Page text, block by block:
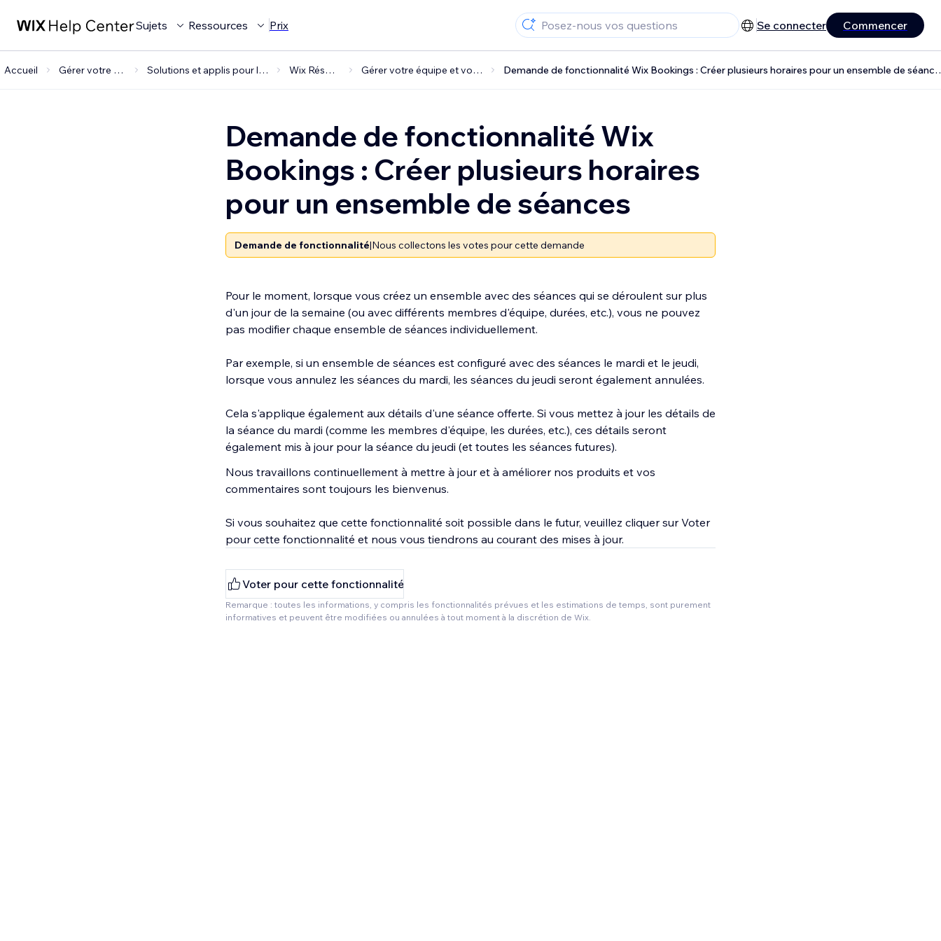
Sujets Ressources Prix Se connecter Commencer
Accueil Gérer votre entreprise Solutions et applis pour les entreprises Wix Réservations Gérer votre équipe et vos réservations Demande de fonctionnalité Wix
Demande de fonctionnalité Wix
Bookings : Créer plusieurs horaires
pour un ensemble de séances
Demande de fonctionnalité|Nous collectons les votes pour cette demande
Pour le moment, lorsque vous créez un ensemble avec des séances qui se déroulent sur plus
d'un jour de la semaine (ou avec différents membres d'équipe, durées, etc.), vous ne pouvez
pas modifier chaque ensemble de séances individuellement.
Par exemple, si un ensemble de séances est configuré avec des séances le mardi et le jeudi,
lorsque vous annulez les séances du mardi, les séances du jeudi seront également annulées.
Cela s'applique également aux détails d'une séance offerte. Si vous mettez à jour les détails de
la séance du mardi (comme les membres d'équipe, les durées, etc.), ces détails seront
également mis à jour pour la séance du jeudi (et toutes les séances futures).
Nous travaillons continuellement à mettre à jour et à améliorer nos produits et vos
commentaires sont toujours les bienvenus.
Si vous souhaitez que cette fonctionnalité soit possible dans le futur, veuillez cliquersur Voter
pour cette fonctionnalité et nous vous tiendrons au courant des mises à jour.
Voter pour cette fonctionnalité
Remarque : toutes les informations, y compris les fonctionnalités prévues et les estimations de temps, sont purement
informatives et peuvent être modifiées ou annulées à tout moment à la discrétion de Wix.